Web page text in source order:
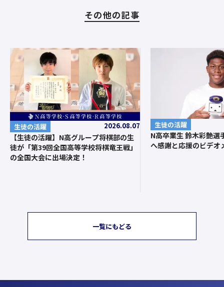
その他の記事
生徒の活躍 2026.08.07
【生徒の活躍】N高グループ将棋部の生
徒が「第39回全国高等学校将棋竜王戦」
の全国大会に出場決定！
生徒の活躍
N高卒業生 鈴木彩艶選
へ感謝と応援のビデオ
一覧にもどる